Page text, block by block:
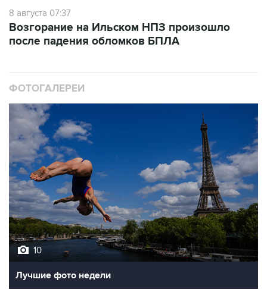
8 августа 07:37
Возгорание на Ильском НПЗ произошло
после падения обломков БПЛА
ФОТОГАЛЕРЕИ
10
Лучшие фото недели